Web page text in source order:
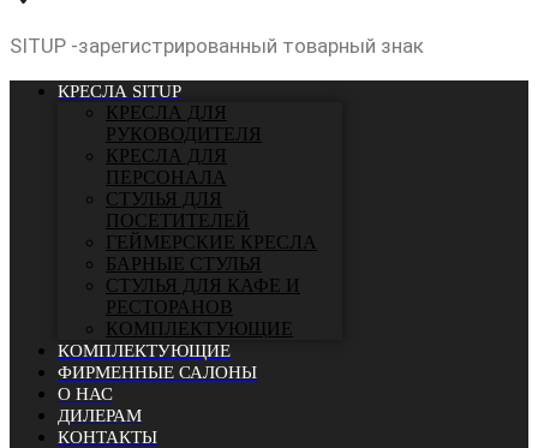
SITUP -зарегистрированный товарный знак
КРЕСЛА SITUP
КРЕСЛА ДЛЯ
РУКОВОДИТЕЛЯ
КРЕСЛА ДЛЯ
ПЕРСОНАЛА
СТУЛЬЯ ДЛЯ
ПОСЕТИТЕЛЕЙ
ГЕЙМЕРСКИЕ КРЕСЛА
БАРНЫЕ СТУЛЬЯ
CТУЛЬЯ ДЛЯ КАФЕ И
РЕСТОРАНОВ
КОМПЛЕКТУЮЩИЕ
КОМПЛЕКТУЮЩИЕ
ФИРМЕННЫЕ САЛОНЫ
О НАС
ДИЛЕРАМ
КОНТАКТЫ